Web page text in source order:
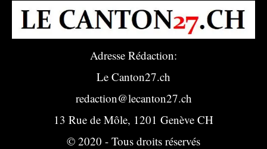
Adresse Rédaction:
Le Canton27.ch
redaction@lecanton27.ch
13 Rue de Môle, 1201 Genève CH
© 2020 - Tous droits réservés